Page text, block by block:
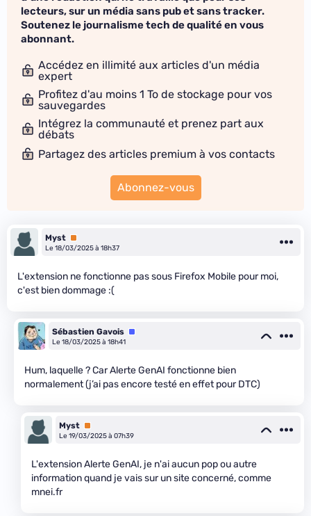
lecteurs, sur un média sans pub et sans tracker.
Soutenez le journalisme tech de qualité en vous
abonnant.
Accédez en illimité aux articles d'un média
expert
Profitez d'au moins 1 To de stockage pour vos
sauvegardes
Intégrez la communauté et prenez part aux
débats
Partagez des articles premium à vos contacts
Abonnez-vous
Myst Premium
Le 18/03/2025 à 18h37
L'extension ne fonctionne pas sous Firefox Mobile pour moi,
c'est bien dommage :(
Sébastien Gavois Équipe
Le 18/03/2025 à 18h41
Hum, laquelle ? Car Alerte GenAI fonctionne bien
normalement (j’ai pas encore testé en effet pour DTC)
Myst Premium
Le 19/03/2025 à 07h39
L'extension Alerte GenAI, je n'ai aucun pop ou autre
information quand je vais sur un site concerné, comme
mnei.fr